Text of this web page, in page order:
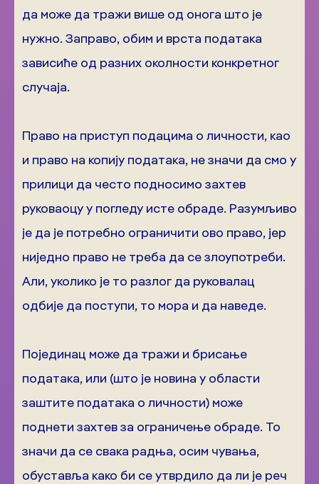
да може да тражи више од онога што је
нужно. Заправо, обим и врста података
зависиће од разних околности конкретног
случаја.
Право на приступ подацима о личности, као
и право на копију података, не значи да смо у
прилици да често подносимо захтев
руковаоцу у погледу исте обраде. Разумљиво
је да је потребно ограничити ово право, јер
ниједно право не треба да се злоупотреби.
Али, уколико је то разлог да руковалац
одбије да поступи, то мора и да наведе.
Појединац може да тражи и брисање
података, или (што је новина у области
заштите података о личности) може
поднети захтев за ограничење обраде. То
значи да се свака радња, осим чувања,
обуставља како би се утврдило да ли је реч